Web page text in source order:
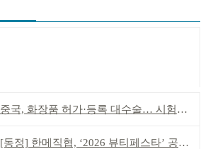
중국, 화장품 허가·등록 대수술… 시험자료 공용 허용
[동정] 한메직협, ‘2026 뷰티페스타’ 공동 주최